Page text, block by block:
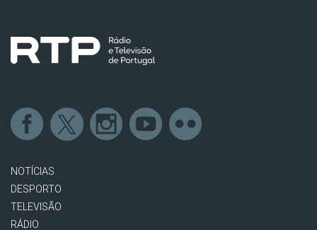
NOTÍCIAS
DESPORTO
TELEVISÃO
RÁDIO